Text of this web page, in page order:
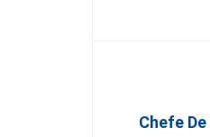
Chefe